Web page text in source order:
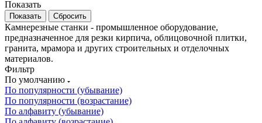
Показать
Сбросить
Камнерезные станки - промышленное оборудование,
предназначенное для резки кирпича, облицовочной плитки,
гранита, мрамора и других строительных и отделочных
материалов.
Фильтр
По умолчанию
По популярности (убывание)
По популярности (возрастание)
По алфавиту (убывание)